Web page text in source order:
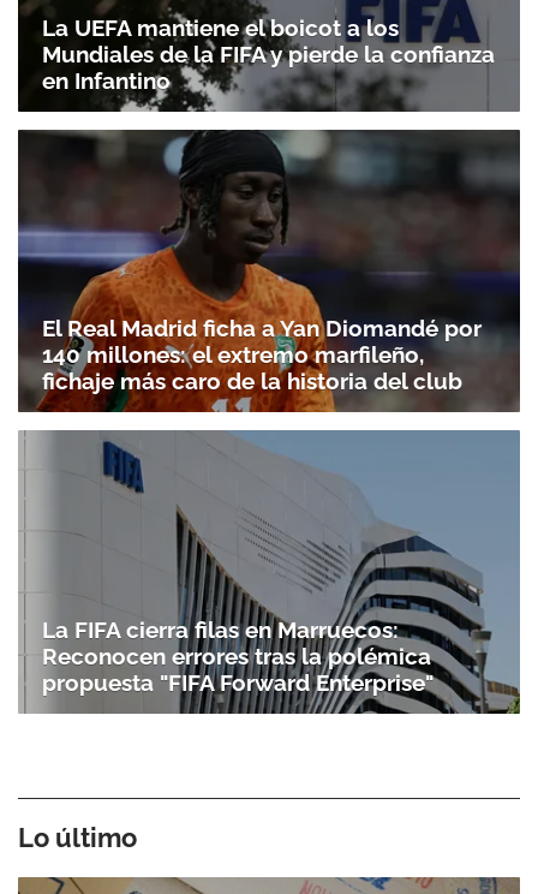
Gracias por suscribirte a nuestro boletín.
ACEPTAR
La UEFA mantiene el boicot a los
Mundiales de la FIFA y pierde la confianza
en Infantino
El Real Madrid ficha a Yan Diomandé por
140 millones: el extremo marfileño,
fichaje más caro de la historia del club
La FIFA cierra filas en Marruecos:
Reconocen errores tras la polémica
propuesta "FIFA Forward Enterprise"
Lo último